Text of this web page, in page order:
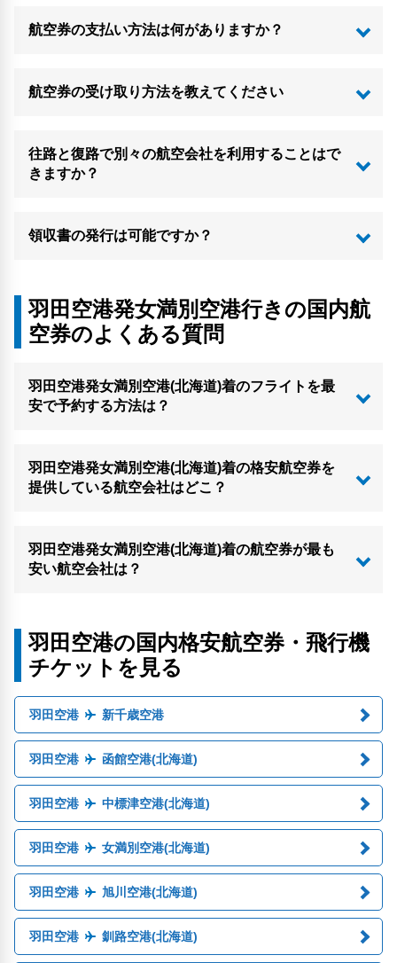
航空券の支払い方法は何がありますか？
航空券の受け取り方法を教えてください
往路と復路で別々の航空会社を利用することはで
きますか？
領収書の発行は可能ですか？
羽田空港発女満別空港行きの国内航
空券のよくある質問
羽田空港発女満別空港(北海道)着のフライトを最
安で予約する方法は？
羽田空港発女満別空港(北海道)着の格安航空券を
提供している航空会社はどこ？
羽田空港発女満別空港(北海道)着の航空券が最も
安い航空会社は？
羽田空港の国内格安航空券・飛行機
チケットを見る
羽田空港 新千歳空港
羽田空港 函館空港(北海道)
羽田空港 中標津空港(北海道)
羽田空港 女満別空港(北海道)
羽田空港 旭川空港(北海道)
羽田空港 釧路空港(北海道)